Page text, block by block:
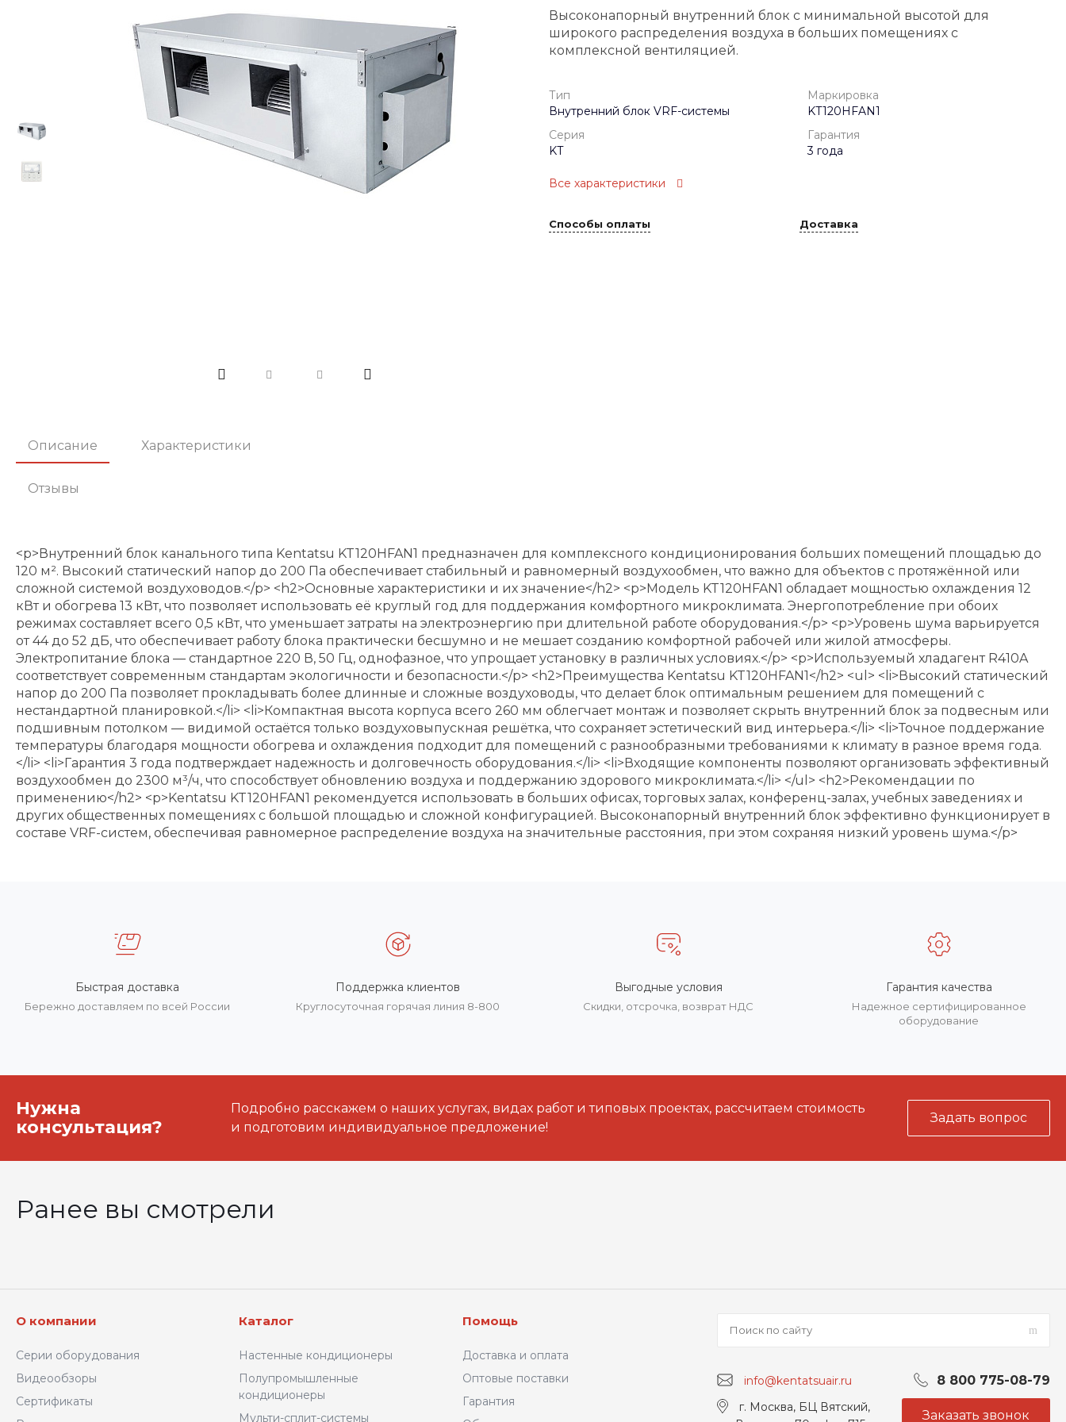
Высоконапорный внутренний блок с минимальной высотой для
широкого распределения воздуха в больших помещениях с
комплексной вентиляцией.
Тип
Внутренний блок VRF-системы
Маркировка
KT120HFAN1
Серия
KT
Гарантия
3 года
Все характеристики
Способы оплаты Доставка
Описание Характеристики
Отзывы
<p>Внутренний блок канального типа Kentatsu KT120HFAN1 предназначен для комплексного кондиционирования больших помещений площадью до
120 м². Высокий статический напор до 200 Па обеспечивает стабильный и равномерный воздухообмен, что важно для объектов с протяжённой или
сложной системой воздуховодов.</p> <h2>Основные характеристики и их значение</h2> <p>Модель KT120HFAN1 обладает мощностью охлаждения 12
кВт и обогрева 13 кВт, что позволяет использовать её круглый год для поддержания комфортного микроклимата. Энергопотребление при обоих
режимах составляет всего 0,5 кВт, что уменьшает затраты на электроэнергию при длительной работе оборудования.</p> <p>Уровень шума варьируется
от 44 до 52 дБ, что обеспечивает работу блока практически бесшумно и не мешает созданию комфортной рабочей или жилой атмосферы.
Электропитание блока — стандартное 220 В, 50 Гц, однофазное, что упрощает установку в различных условиях.</p> <p>Используемый хладагент R410A
соответствует современным стандартам экологичности и безопасности.</p> <h2>Преимущества Kentatsu KT120HFAN1</h2> <ul> <li>Высокий статический
напор до 200 Па позволяет прокладывать более длинные и сложные воздуховоды, что делает блок оптимальным решением для помещений с
нестандартной планировкой.</li> <li>Компактная высота корпуса всего 260 мм облегчает монтаж и позволяет скрыть внутренний блок за подвесным или
подшивным потолком — видимой остаётся только воздуховыпускная решётка, что сохраняет эстетический вид интерьера.</li> <li>Точное поддержание
температуры благодаря мощности обогрева и охлаждения подходит для помещений с разнообразными требованиями к климату в разное время года.
</li> <li>Гарантия 3 года подтверждает надежность и долговечность оборудования.</li> <li>Входящие компоненты позволяют организовать эффективный
воздухообмен до 2300 м³/ч, что способствует обновлению воздуха и поддержанию здорового микроклимата.</li> </ul> <h2>Рекомендации по
применению</h2> <p>Kentatsu KT120HFAN1 рекомендуется использовать в больших офисах, торговых залах, конференц-залах, учебных заведениях и
других общественных помещениях с большой площадью и сложной конфигурацией. Высоконапорный внутренний блок эффективно функционирует в
составе VRF-систем, обеспечивая равномерное распределение воздуха на значительные расстояния, при этом сохраняя низкий уровень шума.</p>
Быстрая доставка
Бережно доставляем по всей России
Поддержка клиентов
Круглосуточная горячая линия 8-800
Выгодные условия
Скидки, отсрочка, возврат НДС
Гарантия качества
Надежное сертифицированное
оборудование
Нужна
консультация?
Подробно расскажем о наших услугах, видах работ и типовых проектах, рассчитаем стоимость
и подготовим индивидуальное предложение!
Задать вопрос
Ранее вы смотрели
О компании
Серии оборудования
Видеообзоры
Сертификаты
Каталог
Настенные кондиционеры
Полупромышленные
кондиционеры
Мульти-сплит-системы
Помощь
Доставка и оплата
Оптовые поставки
Гарантия
info@kentatsuair.ru 8 800 775-08-79
г. Москва, БЦ Вятский,
Заказать звонок